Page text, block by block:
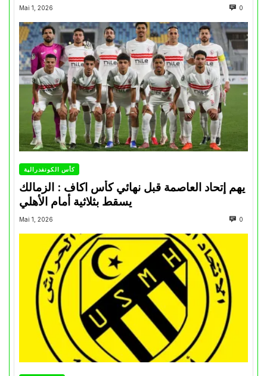
Mai 1, 2026 0
كأس الكونفدرالية
يهم إتحاد العاصمة قبل نهائي كأس اكاف : الزمالك
Mai 1, 2026 0